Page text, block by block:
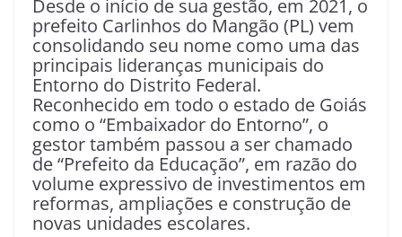
Desde o início de sua gestão, em 2021, o
prefeito Carlinhos do Mangão (PL) vem
consolidando seu nome como uma das
principais lideranças municipais do
Entorno do Distrito Federal.
Reconhecido em todo o estado de Goiás
como o “Embaixador do Entorno”, o
gestor também passou a ser chamado
de “Prefeito da Educação”, em razão do
volume expressivo de investimentos em
reformas, ampliações e construção de
novas unidades escolares.